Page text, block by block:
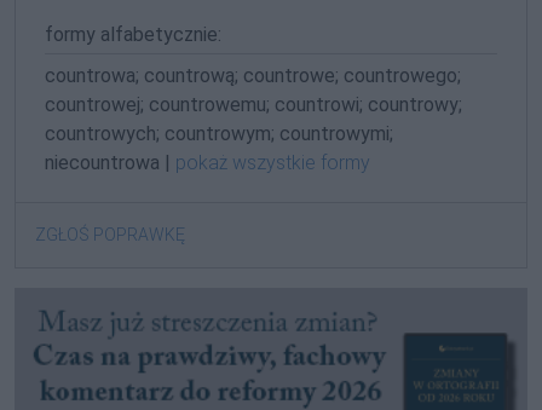
formy alfabetycznie:
countrowa; countrową; countrowe; countrowego;
countrowej; countrowemu; countrowi; countrowy;
countrowych; countrowym; countrowymi;
niecountrowa | pokaż wszystkie formy
ZGŁOŚ POPRAWKĘ